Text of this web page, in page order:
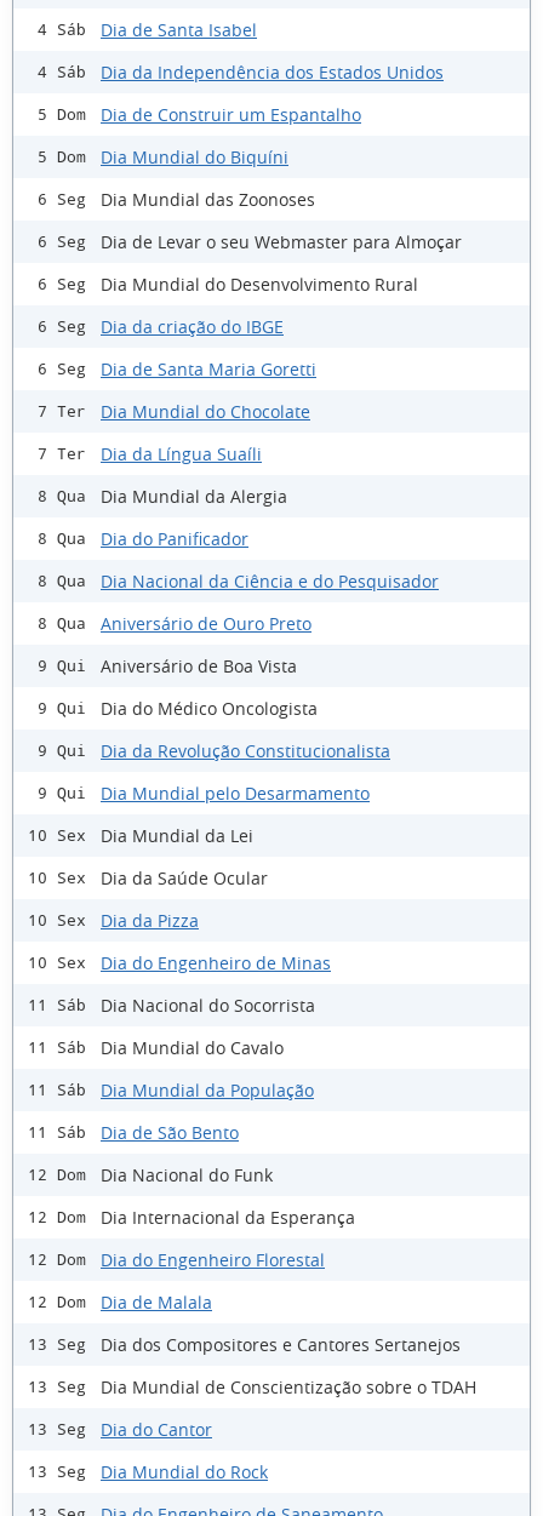
4 Sáb Dia de Santa Isabel
4 Sáb Dia da Independência dos Estados Unidos
5 Dom Dia de Construir um Espantalho
5 Dom Dia Mundial do Biquíni
6 Seg Dia Mundial das Zoonoses
6 Seg Dia de Levar o seu Webmaster para Almoçar
6 Seg Dia Mundial do Desenvolvimento Rural
6 Seg Dia da criação do IBGE
6 Seg Dia de Santa Maria Goretti
7 Ter Dia Mundial do Chocolate
7 Ter Dia da Língua Suaíli
8 Qua Dia Mundial da Alergia
8 Qua Dia do Panificador
8 Qua Dia Nacional da Ciência e do Pesquisador
8 Qua Aniversário de Ouro Preto
9 Qui Aniversário de Boa Vista
9 Qui Dia do Médico Oncologista
9 Qui Dia da Revolução Constitucionalista
9 Qui Dia Mundial pelo Desarmamento
10 Sex Dia Mundial da Lei
10 Sex Dia da Saúde Ocular
10 Sex Dia da Pizza
10 Sex Dia do Engenheiro de Minas
11 Sáb Dia Nacional do Socorrista
11 Sáb Dia Mundial do Cavalo
11 Sáb Dia Mundial da População
11 Sáb Dia de São Bento
12 Dom Dia Nacional do Funk
12 Dom Dia Internacional da Esperança
12 Dom Dia do Engenheiro Florestal
12 Dom Dia de Malala
13 Seg Dia dos Compositores e Cantores Sertanejos
13 Seg Dia Mundial de Conscientização sobre o TDAH
13 Seg Dia do Cantor
13 Seg Dia Mundial do Rock